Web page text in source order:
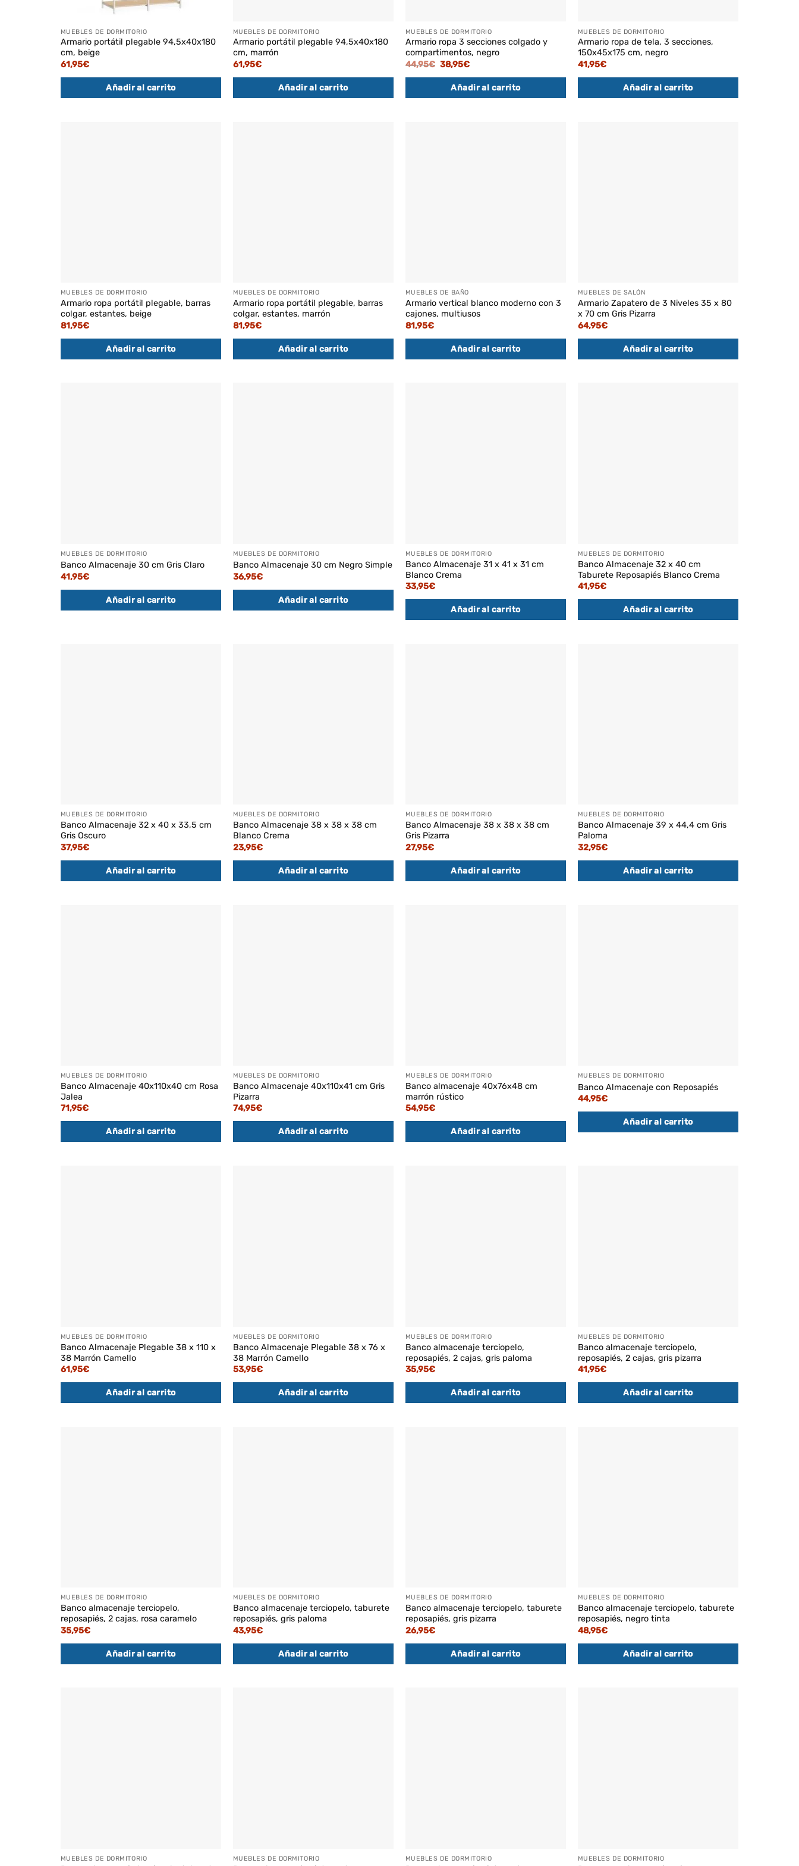
MUEBLES DE DORMITORIO
Armario portátil plegable 94,5x40x180
cm, beige
61,95€
Añadir al carrito
MUEBLES DE DORMITORIO
Armario portátil plegable 94,5x40x180
cm, marrón
61,95€
Añadir al carrito
MUEBLES DE DORMITORIO
Armario ropa 3 secciones colgado y
compartimentos, negro
44,95€ El
original
era:
44,95€.
38,95€El
actual
es:
38,95€.
Añadir al carrito
MUEBLES DE DORMITORIO
Armario ropa de tela, 3 secciones,
150x45x175 cm, negro
41,95€
Añadir al carrito
MUEBLES DE DORMITORIO
Armario ropa portátil plegable, barras
colgar, estantes, beige
81,95€
Añadir al carrito
MUEBLES DE DORMITORIO
Armario ropa portátil plegable, barras
colgar, estantes, marrón
81,95€
Añadir al carrito
MUEBLES DE BAÑO
Armario vertical blanco moderno con 3
cajones, multiusos
81,95€
Añadir al carrito
MUEBLES DE SALÓN
Armario Zapatero de 3 Niveles 35 x 80
x 70 cm Gris Pizarra
64,95€
Añadir al carrito
MUEBLES DE DORMITORIO
Banco Almacenaje 30 cm Gris Claro
41,95€
Añadir al carrito
MUEBLES DE DORMITORIO
Banco Almacenaje 30 cm Negro Simple
36,95€
Añadir al carrito
MUEBLES DE DORMITORIO
Banco Almacenaje 31 x 41 x 31 cm
Blanco Crema
33,95€
Añadir al carrito
MUEBLES DE DORMITORIO
Banco Almacenaje 32 x 40 cm
Taburete Reposapiés Blanco Crema
41,95€
Añadir al carrito
MUEBLES DE DORMITORIO
Banco Almacenaje 32 x 40 x 33,5 cm
Gris Oscuro
37,95€
Añadir al carrito
MUEBLES DE DORMITORIO
Banco Almacenaje 38 x 38 x 38 cm
Blanco Crema
23,95€
Añadir al carrito
MUEBLES DE DORMITORIO
Banco Almacenaje 38 x 38 x 38 cm
Gris Pizarra
27,95€
Añadir al carrito
MUEBLES DE DORMITORIO
Banco Almacenaje 39 x 44,4 cm Gris
Paloma
32,95€
Añadir al carrito
MUEBLES DE DORMITORIO
Banco Almacenaje 40x110x40 cm Rosa
Jalea
71,95€
Añadir al carrito
MUEBLES DE DORMITORIO
Banco Almacenaje 40x110x41 cm Gris
Pizarra
74,95€
Añadir al carrito
MUEBLES DE DORMITORIO
Banco almacenaje 40x76x48 cm
marrón rústico
54,95€
Añadir al carrito
MUEBLES DE DORMITORIO
Banco Almacenaje con Reposapiés
44,95€
Añadir al carrito
MUEBLES DE DORMITORIO
Banco Almacenaje Plegable 38 x 110 x
38 Marrón Camello
61,95€
Añadir al carrito
MUEBLES DE DORMITORIO
Banco Almacenaje Plegable 38 x 76 x
38 Marrón Camello
53,95€
Añadir al carrito
MUEBLES DE DORMITORIO
Banco almacenaje terciopelo,
reposapiés, 2 cajas, gris paloma
35,95€
Añadir al carrito
MUEBLES DE DORMITORIO
Banco almacenaje terciopelo,
reposapiés, 2 cajas, gris pizarra
41,95€
Añadir al carrito
MUEBLES DE DORMITORIO
Banco almacenaje terciopelo,
reposapiés, 2 cajas, rosa caramelo
35,95€
Añadir al carrito
MUEBLES DE DORMITORIO
Banco almacenaje terciopelo, taburete
reposapiés, gris paloma
43,95€
Añadir al carrito
MUEBLES DE DORMITORIO
Banco almacenaje terciopelo, taburete
reposapiés, gris pizarra
26,95€
Añadir al carrito
MUEBLES DE DORMITORIO
Banco almacenaje terciopelo, taburete
reposapiés, negro tinta
48,95€
Añadir al carrito
MUEBLES DE DORMITORIO MUEBLES DE DORMITORIO MUEBLES DE DORMITORIO MUEBLES DE DORMITORIO